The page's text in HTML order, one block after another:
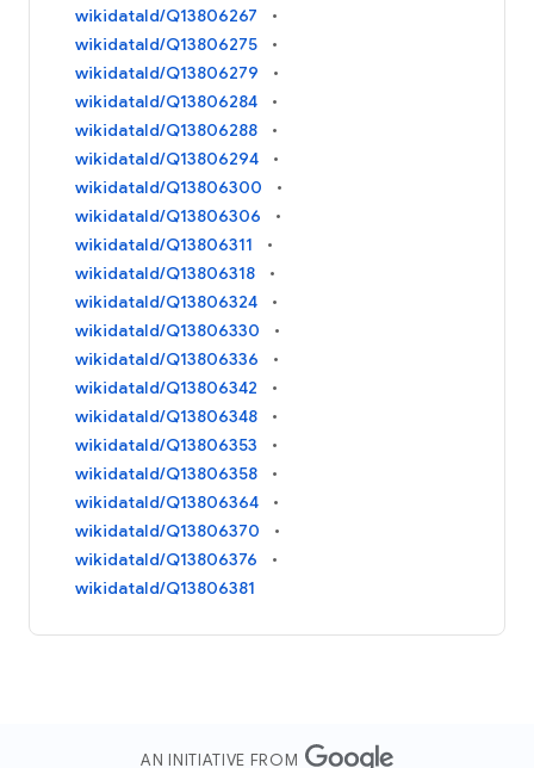
wikidataId/Q13806267
wikidataId/Q13806275
wikidataId/Q13806279
wikidataId/Q13806284
wikidataId/Q13806288
wikidataId/Q13806294
wikidataId/Q13806300
wikidataId/Q13806306
wikidataId/Q13806311
wikidataId/Q13806318
wikidataId/Q13806324
wikidataId/Q13806330
wikidataId/Q13806336
wikidataId/Q13806342
wikidataId/Q13806348
wikidataId/Q13806353
wikidataId/Q13806358
wikidataId/Q13806364
wikidataId/Q13806370
wikidataId/Q13806376
wikidataId/Q13806381
AN INITIATIVE FROM